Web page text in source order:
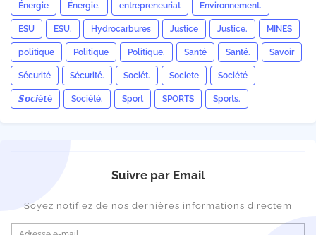
Énergie Énergie. entrepreneuriat Environnement.
ESU ESU. Hydrocarbures Justice Justice. MINES
politique Politique Politique. Santé Santé. Savoir
Sécurité Sécurité. Sociét. Societe Société
𝙎𝙤𝙘𝙞é𝙩é Société. Sport SPORTS Sports.
Suivre par Email
Soyez notifiez de nos dernières informations directem